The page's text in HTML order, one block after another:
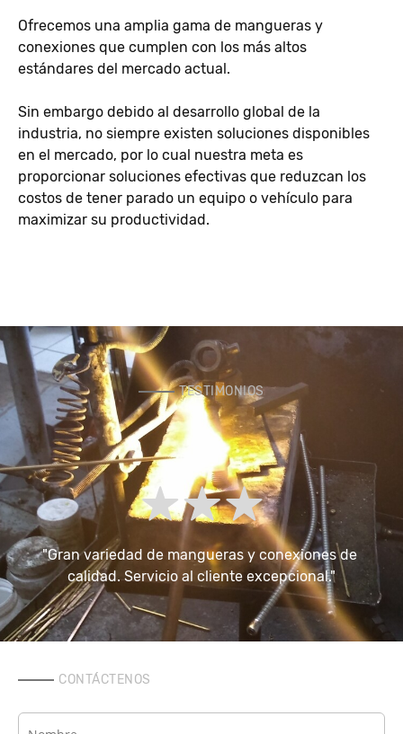
Ofrecemos una amplia gama de mangueras y
conexiones que cumplen con los más altos
estándares del mercado actual.
Sin embargo debido al desarrollo global de la
industria, no siempre existen soluciones disponibles
en el mercado, por lo cual nuestra meta es
proporcionar soluciones efectivas que reduzcan los
costos de tener parado un equipo o vehículo para
maximizar su productividad.
TESTIMONIOS
"Gran variedad de mangueras y conexiones de
calidad. Servicio al cliente excepcional."
CONTÁCTENOS